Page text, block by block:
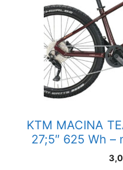
KTM MACINA
27;5″ 625 Wh